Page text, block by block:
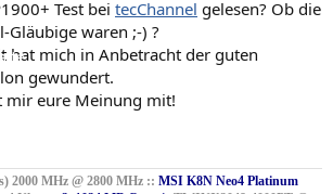
Test bei tecChannel gelesen? Ob die
Gläubige waren ;-) ?
hat mich in Anbetracht der guten
gewundert.
mir eure Meinung mit!
2000 MHz @ 2800 MHz :: MSI K8N Neo4 Platinum